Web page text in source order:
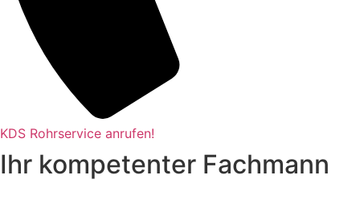
KDS Rohrservice anrufen!
Ihr kompetenter Fachmann